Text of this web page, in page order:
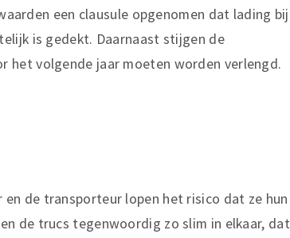
een clausule opgenomen dat lading bij
is gedekt. Daarnaast stijgen de
het volgende jaar moeten worden verlengd.
de transporteur lopen het risico dat ze hun
de trucs tegenwoordig zo slim in elkaar, dat